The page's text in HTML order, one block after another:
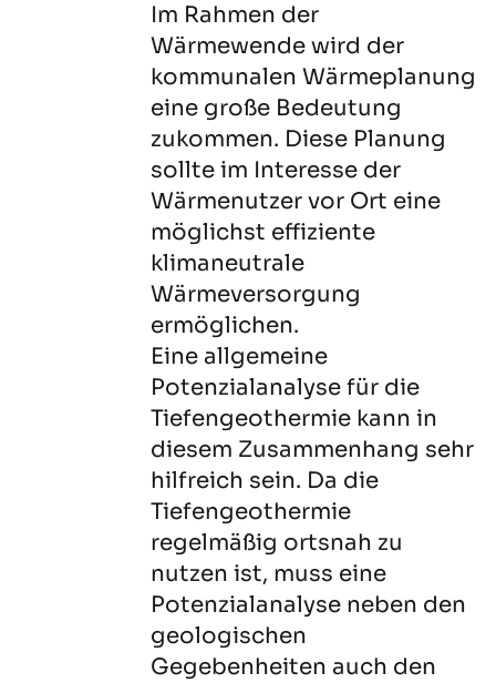
Im Rahmen der
Wärmewende wird der
kommunalen Wärmeplanung
eine große Bedeutung
zukommen. Diese Planung
sollte im Interesse der
Wärmenutzer vor Ort eine
möglichst effiziente
klimaneutrale
Wärmeversorgung
ermöglichen.
Eine allgemeine
Potenzialanalyse für die
Tiefengeothermie kann in
diesem Zusammenhang sehr
hilfreich sein. Da die
Tiefengeothermie
regelmäßig ortsnah zu
nutzen ist, muss eine
Potenzialanalyse neben den
geologischen
Gegebenheiten auch den